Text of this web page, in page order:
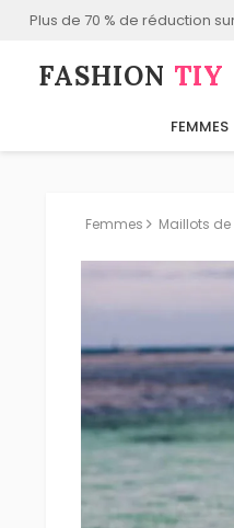
Plus de 70 % de réduction
FASHION⁠ TIY
FEMMES
Femmes Maillots